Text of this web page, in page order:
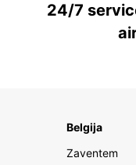
24/7
Belgija
Zaventem